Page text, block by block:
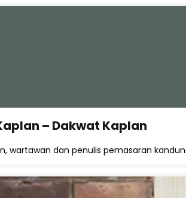
– Dakwat Kaplan
wartawan dan penulis pemasaran